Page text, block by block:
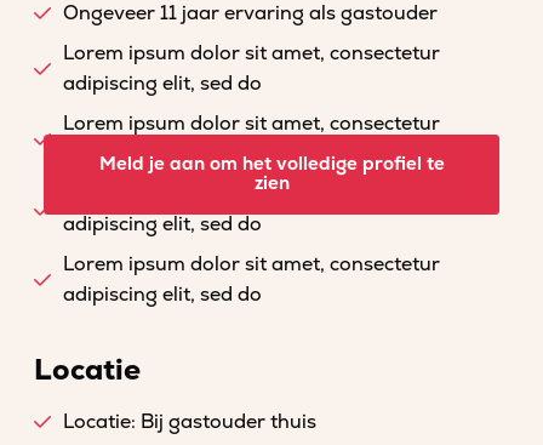
Ongeveer 11 jaar ervaring als gastouder
Lorem ipsum dolor sit amet, consectetur
adipiscing elit, sed do
Lorem ipsum dolor sit amet, consectetur
adipiscing elit, sed do
Lorem ipsum dolor sit amet, consectetur
adipiscing elit, sed do
Lorem ipsum dolor sit amet, consectetur
adipiscing elit, sed do
Meld je aan om het volledige profiel te
zien
Locatie
Locatie: Bij gastouder thuis